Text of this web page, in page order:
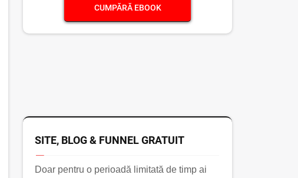
CUMPĂRĂ EBOOK
SITE, BLOG & FUNNEL GRATUIT
Doar pentru o perioadă limitată de timp ai